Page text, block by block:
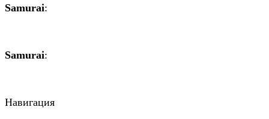
Samurai:
Samurai:
Навигация